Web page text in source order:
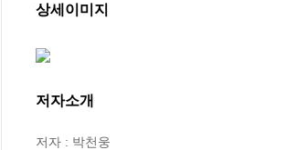
상세이미지
저자소개
저자 : 박천웅